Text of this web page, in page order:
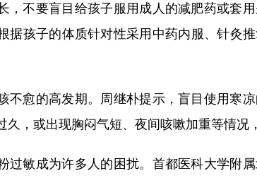
不要盲目给孩子服用成人的减肥药或套用
据孩子的体质针对性采用中药内服、针灸
愈的高发期。周继朴提示，盲目使用寒凉
久，或出现胸闷气短、夜间咳嗽加重等情况
敏成为许多人的困扰。首都医科大学附属